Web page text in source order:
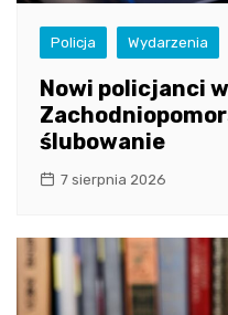
Policja Wydarzenia
Nowi policjanci w
ślubowanie
7 sierpnia 2026